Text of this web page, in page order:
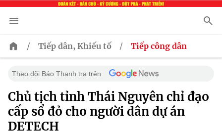
/ Tiếp dân, Khiếu tố / Tiếp công dân
Theo dõi Báo Thanh tra trên
Chủ tịch tỉnh Thái Nguyên chỉ đạo
cấp sổ đỏ cho người dân dự án
DETECH